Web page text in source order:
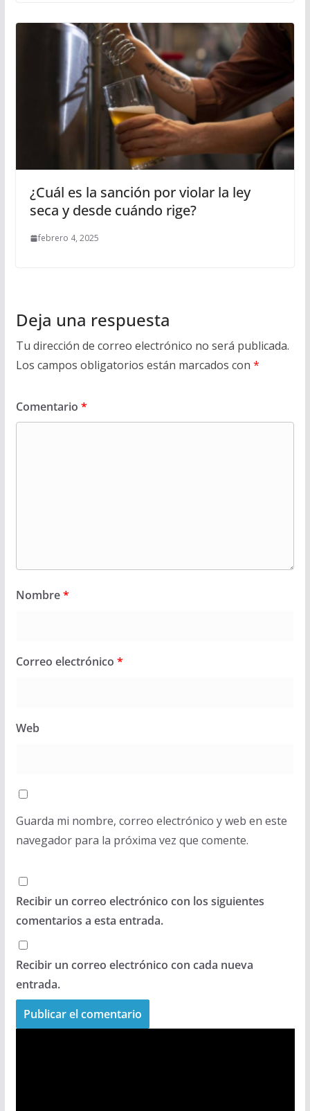
¿Cuál es la sanción por violar la ley
seca y desde cuándo rige?
febrero 4, 2025
Deja una respuesta
Tu dirección de correo electrónico no será publicada.
Los campos obligatorios están marcados con *
Comentario *
Nombre*
Correo electrónico *
Web
Guarda mi nombre, correo electrónico y web en este
navegador para la próxima vez que comente.
Recibir un correo electrónico con los siguientes
comentarios a esta entrada.
Recibir un correo electrónico con cada nueva
entrada.